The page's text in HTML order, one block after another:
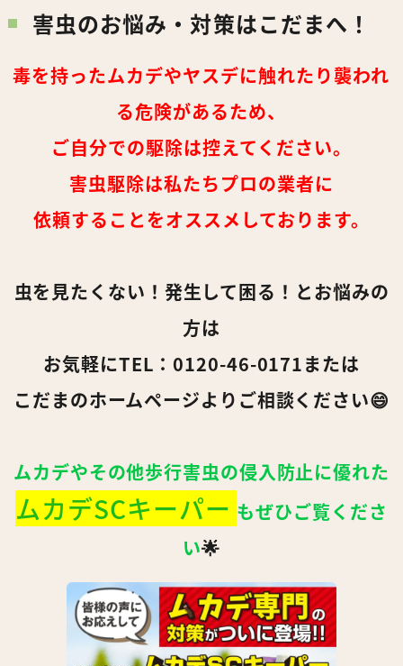
害虫のお悩み・対策はこだまへ！
毒を持ったムカデやヤスデに触れたり襲われ
る危険があるため、
ご自分での駆除は控えてください。
害虫駆除は私たちプロの業者に
依頼することをオススメしております。
虫を見たくない！発生して困る！とお悩みの
方は
お気軽にTEL：0120-46-0171または
こだまのホームページよりご相談ください😄
ムカデやその他歩行害虫の侵入防止に優れた
ムカデSCキーパー もぜひご覧くださ
い🌟